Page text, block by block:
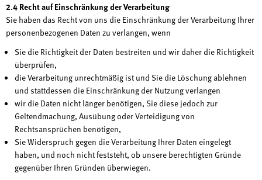
2.4 Recht auf Einschränkung der Verarbeitung
Sie haben das Recht von uns die Einschränkung der Verarbeitung Ihrer
personenbezogenen Daten zu verlangen, wenn
Sie die Richtigkeit der Daten bestreiten und wir daher die Richtigkeit
überprüfen,
die Verarbeitung unrechtmäßig ist und Sie die Löschung ablehnen
und stattdessen die Einschränkung der Nutzung verlangen
wir die Daten nicht länger benötigen, Sie diese jedoch zur
Geltendmachung, Ausübung oder Verteidigung von
Rechtsansprüchen benötigen,
Sie Widerspruch gegen die Verarbeitung Ihrer Daten eingelegt
haben, und noch nicht feststeht, ob unsere berechtigten Gründe
gegenüber Ihren Gründen überwiegen.